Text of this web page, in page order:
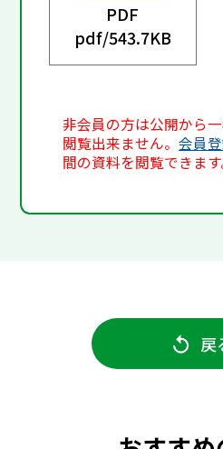
PDF
pdf/543.7KB
非会員の方は公開から
閲覧出来ません。会員
間の資料を閲覧できます
戻